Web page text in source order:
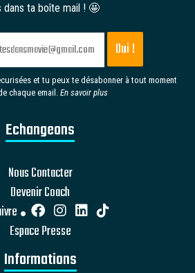
dans ta boîte mail ! 🤩
et tu peux te désabonner à tout moment
chaque email. En savoir plus
Echangeons
Nous Contacter
Devenir Coach
Espace Presse
Informations